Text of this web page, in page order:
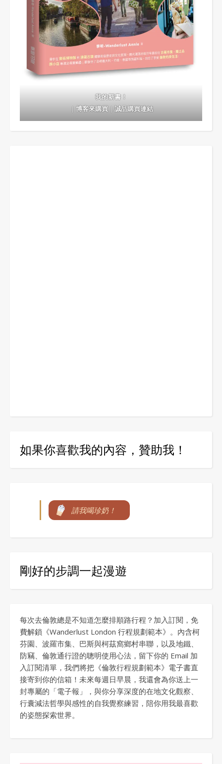
我的新書！
｜博客來購買｜誠品購買連結
如果你喜歡我的內容，贊助我！
請我喝珍奶！
剛好的步調一起漫遊
每次去倫敦總是不知道怎麼排順路行程？加入訂閱，免
費解鎖《Wanderlust London 行程規劃範本》。內含柯
芬園、波羅市集、巴斯與柯茲窩鄉村串聯，以及地鐵、
防竊、倫敦通行證的聰明使用心法，留下你的 Email 加
入訂閱清單，我們將把《倫敦行程規劃範本》電子書直
接寄到你的信箱！未來每週日早晨，我還會為你送上一
封專屬的「電子報」，與你分享深度的在地文化觀察、
行囊減法哲學與感性的自我覺察練習，陪你用我最喜歡
的姿態探索世界。